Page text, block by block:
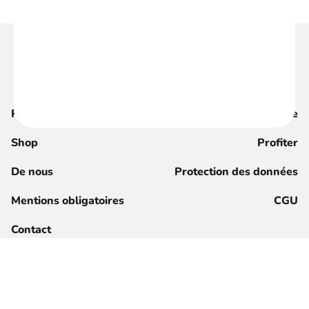
Recherche
Magazine
Shop
Profiter
De nous
Protection des données
Mentions obligatoires
CGU
Contact